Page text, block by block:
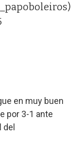
en muy buen
por 3-1 ante